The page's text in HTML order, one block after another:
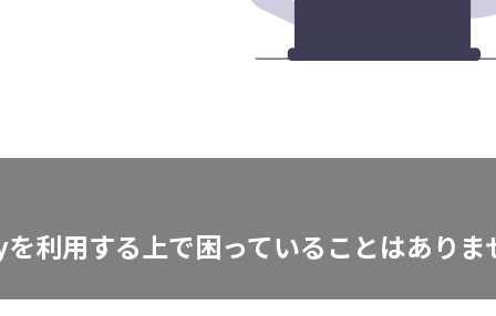
利用する上で困っていることはありま